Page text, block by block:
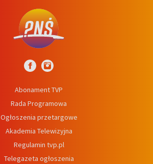
Abonament TVP
Rada Programowa
Ogłoszenia przetargowe
Akademia Telewizyjna
Regulamin tvp.pl
Telegazeta ogłoszenia